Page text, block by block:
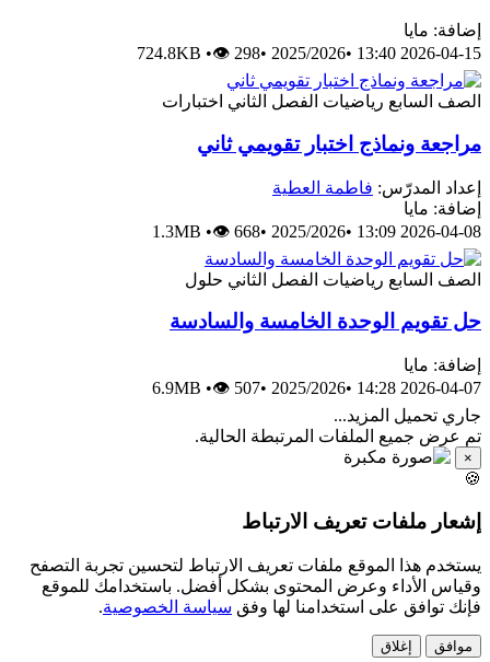
إضافة: مايا
2026-04-15 13:40
•
2025/2026
•
724.8KB •👁 298
الصف السابع رياضيات الفصل الثاني اختبارات
مراجعة ونماذج اختبار تقويمي ثاني
إعداد المدرّس: فاطمة العطية
إضافة: مايا
2026-04-08 13:09
•
2025/2026
•
1.3MB •👁 668
الصف السابع رياضيات الفصل الثاني حلول
حل تقويم الوحدة الخامسة والسادسة
إضافة: مايا
2026-04-07 14:28
•
2025/2026
•
6.9MB •👁 507
جاري تحميل المزيد...
تم عرض جميع الملفات المرتبطة الحالية.
×
🍪
إشعار ملفات تعريف الارتباط
يستخدم هذا الموقع ملفات تعريف الارتباط لتحسين تجربة التصفح
وقياس الأداء وعرض المحتوى بشكل أفضل. باستخدامك للموقع
فإنك توافق على استخدامنا لها وفق سياسة الخصوصية.
موافق إغلاق